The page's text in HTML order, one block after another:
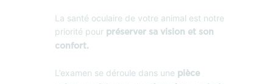
La santé oculaire de votre animal est notre
priorité pour préserver sa vision et son
confort.
L’examen se déroule dans une pièce